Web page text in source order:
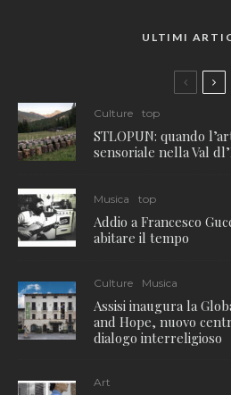
ULTIMI
Culture top
STLOPUN: quando
sensoriale nella Val
Musica top
Addio a Francesco
abitare il tempo
Culture Musica
Assisi inaugura la
and Hope, nuovo
dialogo interreligioso
Art